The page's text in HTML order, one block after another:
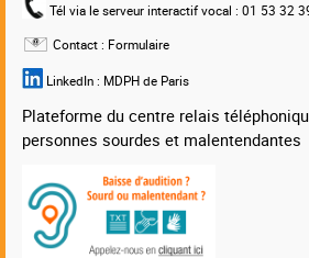
Tél via le serveur interactif vocal : 01 53 32
Contact : Formulaire
LinkedIn : MDPH de Paris
Plateforme du centre relais
personnes sourdes et malentendantes